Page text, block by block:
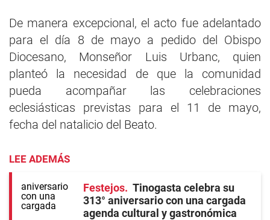
De manera excepcional, el acto fue adelantado
para el día 8 de mayo a pedido del Obispo
Diocesano, Monseñor Luis Urbanc, quien
planteó la necesidad de que la comunidad
pueda acompañar las celebraciones
eclesiásticas previstas para el 11 de mayo,
fecha del natalicio del Beato.
LEE ADEMÁS
Festejos
Tinogasta celebra su
313° aniversario con una cargada
agenda cultural y gastronómica